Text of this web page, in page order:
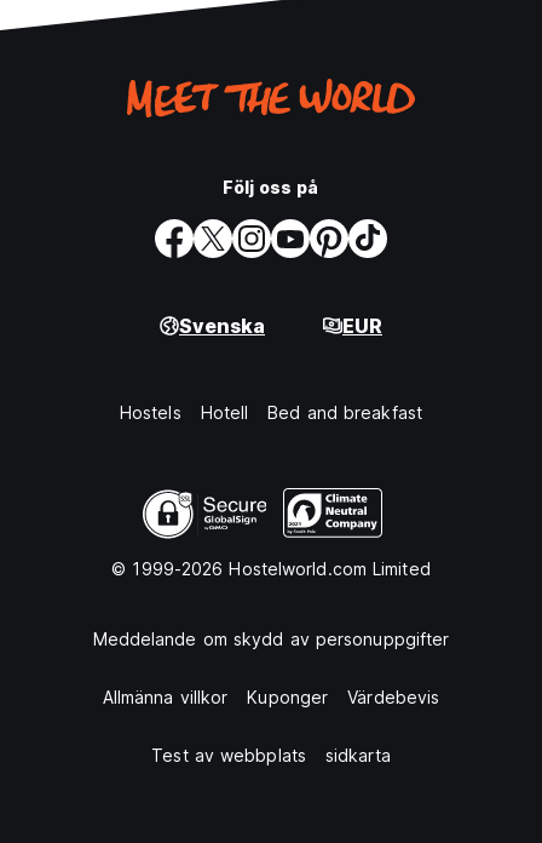
Följ oss på
Svenska EUR
Hostels Hotell Bed and breakfast
© 1999-2026 Hostelworld.com Limited
Meddelande om skydd av personuppgifter
Allmänna villkor Kuponger Värdebevis
Test av webbplats sidkarta